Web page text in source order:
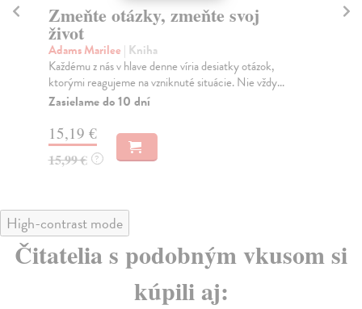
Zmeňte otázky, zmeňte svoj
život
Adams Marilee | Kniha
Každému z nás v hlave denne víria desiatky otázok,
ktorými reagujeme na vzniknuté situácie. Nie vždy...
Zasielame do 10 dní
15,19 €
15,99 € ?
High-contrast mode
Čitatelia s podobným vkusom si
kúpili aj: